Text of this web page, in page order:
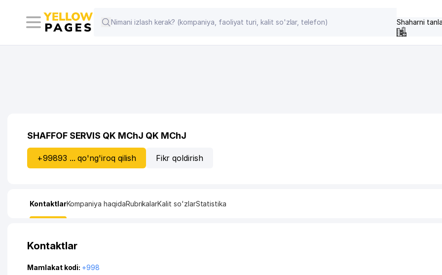
Shaharni
SHAFFOF SERVIS QK MChJ QK MChJ
+99893 ... qo'ng'iroq qilish Fikr qoldirish
KontaktlarKompaniya haqidaRubrikalarKalit so'zlarStatistika
Kontaktlar
Mamlakat kodi: +998